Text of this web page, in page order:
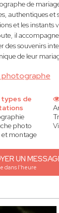
photographe
de
authentiques et
et les instants
il
des souvenirs
de leur
types de
photo
et montage
UN
dans l'heure